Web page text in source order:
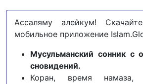
Ассаляму алейкум!
мобильное приложение
Мусульманский сонник с
сновидений.
Коран, время намаза,